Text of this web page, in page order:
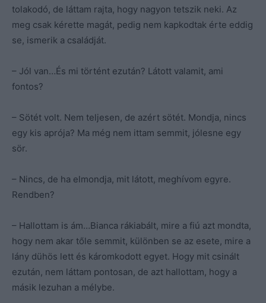
tolakodó, de láttam rajta, hogy nagyon tetszik neki. Az
meg csak kérette magát, pedig nem kapkodtak érte eddig
se, ismerik a családját.
– Jól van…És mi történt ezután? Látott valamit, ami
fontos?
– Sötét volt. Nem teljesen, de azért sötét. Mondja, nincs
egy kis aprója? Ma még nem ittam semmit, jólesne egy
sör.
– Nincs, de ha elmondja, mit látott, meghívom egyre.
Rendben?
– Hallottam is ám…Bianca rákiabált, mire a fiú azt mondta,
hogy nem akar tőle semmit, különben se az esete, mire a
lány dühös lett és káromkodott egyet. Hogy mit csinált
ezután, nem láttam pontosan, de azt hallottam, hogy a
másik lezuhan a mélybe.